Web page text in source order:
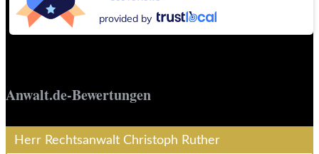
provided by
Anwalt.de-Bewertungen
Herr Rechtsanwalt Christoph Ruther